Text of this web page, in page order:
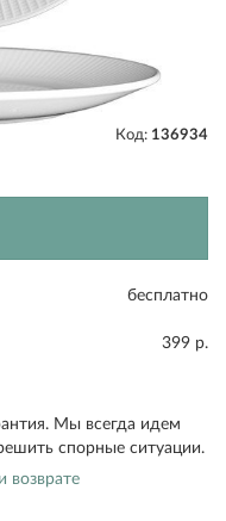
Код: 136934
бесплатно
399 р.
Мы всегда идем
спорные ситуации.
возврате